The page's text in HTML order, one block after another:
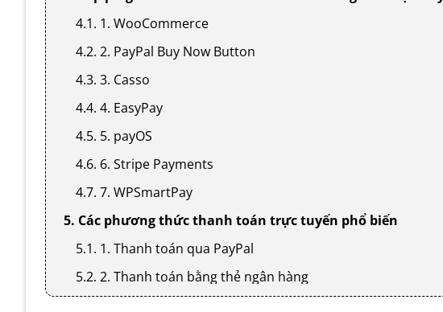
4.1. 1. WooCommerce
4.2. 2. PayPal Buy Now Button
4.3. 3. Casso
4.4. 4. EasyPay
4.5. 5. payOS
4.6. 6. Stripe Payments
4.7. 7. WPSmartPay
5. Các phương thức thanh toán trực tuyến phổ biến
5.1. 1. Thanh toán qua PayPal
5.2. 2. Thanh toán bằng thẻ ngân hàng